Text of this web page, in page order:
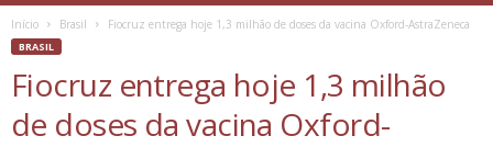
Início Brasil Fiocruz entrega hoje 1,3 milhão de doses da vacina Oxford-AstraZeneca
BRASIL
Fiocruz entrega hoje 1,3 milhão
de doses da vacina Oxford-